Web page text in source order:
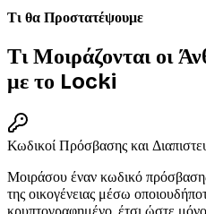
Τι θα Προστατέψουμε
Τι Μοιράζονται οι
με το Locki
Κωδικοί Πρόσβασης και
Μοιράσου έναν κωδικό
της οικογένειας μέσω